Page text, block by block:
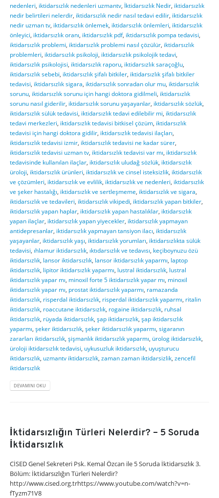
nedenleri iktidarsızlık nedenleri uzmantv İktidarsızlık Nedir iktidarsızlık
nedir belirtileri nelerdir iktidarsızlık nedir nasıl tedavi edilir iktidarsızlık
nedir uzman tv iktidarsızlık önlemek iktidarsızlık önlemleri iktidarsızlık
önleyici iktidarsızlık oranı iktidarsızlık pdf, iktidarsızlık pompa tedavisi
iktidarsızlık problemi iktidarsızlık problemi nasıl çözülür iktidarsızlık
problemleri iktidarsızlık psikoloji iktidarsızlık psikolojik tedavi
iktidarsızlık psikolojisi iktidarsızlık raporu iktidarsızlık saraçoğlu
iktidarsızlık sebebi iktidarsızlık şifalı bitkiler iktidarsızlık şifalı bitkiler
tedavisi iktidarsızlık sigara iktidarsızlık sonradan olur mu iktidarsızlık
sorunu iktidarsızlık sorunu için hangi doktora gidilmeli iktidarsızlık
sorunu nasıl giderilir iktidarsızlık sorunu yaşayanlar iktidarsızlık sözlük
iktidarsızlık sülük tedavisi iktidarsızlık tedavi edilebilir mi iktidarsızlık
tedavi merkezleri iktidarsızlık tedavisi bitkisel çözüm iktidarsızlık
tedavisi için hangi doktora gidilir iktidarsızlık tedavisi ilaçları
iktidarsızlık tedavisi izmir iktidarsızlık tedavisi ne kadar sürer
iktidarsızlık tedavisi uzman tv iktidarsızlık tedavisi var mı iktidarsızlık
tedavisinde kullanılan ilaçlar iktidarsızlık uludağ sözlük iktidarsızlık
üroloji iktidarsızlık ürünleri iktidarsızlık ve cinsel isteksizlik iktidarsızlık
ve çözümleri iktidarsızlık ve evlilik iktidarsızlık ve nedenleri iktidarsızlık
ve şeker hastalığı iktidarsızlık ve sertleşmeme iktidarsızlık ve sigara
iktidarsızlık ve tedavileri iktidarsızlık vikipedi iktidarsızlık yapan bitkiler
iktidarsızlık yapan haplar iktidarsızlık yapan hastalıklar iktidarsızlık
yapan ilaçlar iktidarsızlık yapan yiyecekler iktidarsızlık yapmayan
antidepresanlar iktidarsızlık yapmayan tansiyon ilacı iktidarsızlık
yaşayanlar iktidarsızlık yaşı iktidarsızlık yorumları iktidarsızlıkta sülük
tedavisi ıhlamur iktidarsızlık ıktıdarsızlık ve tedavısı keçiboynuzu özü
iktidarsızlık lansor iktidarsızlık lansor iktidarsızlık yaparmı laptop
iktidarsızlık lipitor iktidarsızlık yaparmı lustral iktidarsızlık lustral
iktidarsızlık yapar mı minoxil forte 5 iktidarsızlık yapar mı minoxil
iktidarsızlık yapar mı prostat iktidarsızlık yaparmı ramazanda
iktidarsızlık risperdal iktidarsızlık risperdal iktidarsızlık yaparmı ritalin
iktidarsızlık roaccutane iktidarsızlık rogaine iktidarsızlık ruhsal
iktidarsızlık rüyada iktidarsızlık şap iktidarsızlık şap iktidarsızlık
yaparmı şeker iktidarsızlık şeker iktidarsızlık yaparmı sigaranın
zararları iktidarsızlık şişmanlık iktidarsızlık yaparmı ürolog iktidarsızlık
üroloji iktidarsızlık tedavisi uykusuzluk iktidarsızlık uyuşturucu
iktidarsızlık uzmantv iktidarsızlık zaman zaman iktidarsizlik zencefil
iktidarsızlık
DEVAMINI OKU
İktidarsızlığın Türleri Nelerdir? – 5 Soruda
İktidarsızlık
CİSED Genel Sekreteri Psk. Kemal Özcan ile 5 Soruda İktidarsızlık 3.
Bölüm: İktidarsızlığın Türleri Nelerdir?
http://www.cised.org.trhttps://www.youtube.com/watch?v=n-
fTyzm71V8